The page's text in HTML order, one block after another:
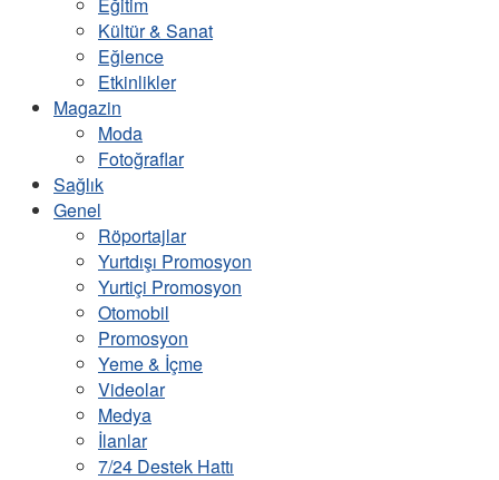
Kültür & Sanat
Eğlence
Etkinlikler
Magazin
Moda
Fotoğraflar
Sağlık
Genel
Röportajlar
Yurtdışı Promosyon
Yurtiçi Promosyon
Otomobil
Promosyon
Yeme & İçme
Videolar
Medya
İlanlar
7/24 Destek Hattı